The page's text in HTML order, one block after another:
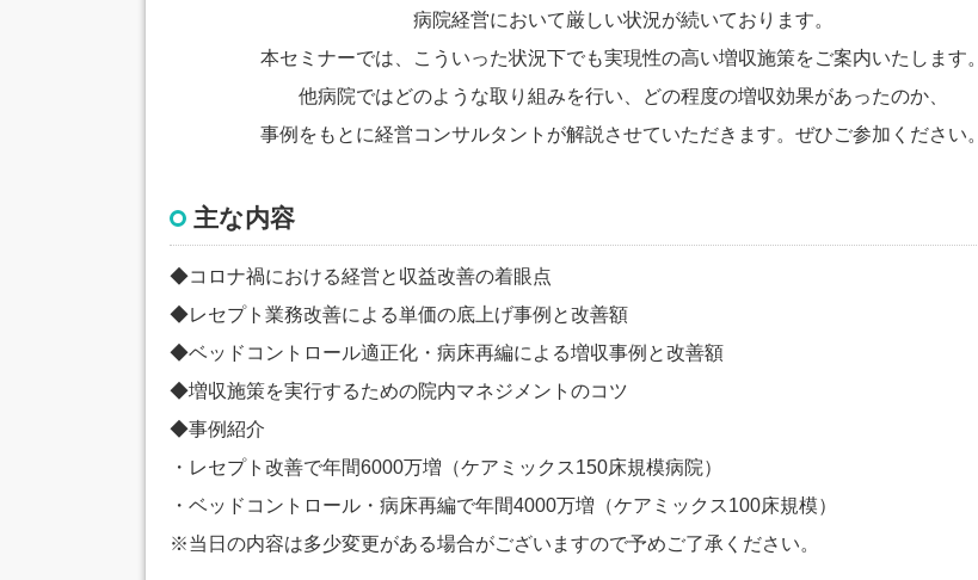
病院経営において厳しい状況が続いております。
本セミナーでは、こういった状況下でも実現性の高い増収施策をご案内いたします。
他病院ではどのような取り組みを行い、どの程度の増収効果があったのか、
事例をもとに経営コンサルタントが解説させていただきます。ぜひご参加ください。
主な内容
◆コロナ禍における経営と収益改善の着眼点
◆レセプト業務改善による単価の底上げ事例と改善額
◆ベッドコントロール適正化・病床再編による増収事例と改善額
◆増収施策を実行するための院内マネジメントのコツ
◆事例紹介
・レセプト改善で年間6000万増（ケアミックス150床規模病院）
・ベッドコントロール・病床再編で年間4000万増（ケアミックス100床規模）
※当日の内容は多少変更がある場合がございますので予めご了承ください。